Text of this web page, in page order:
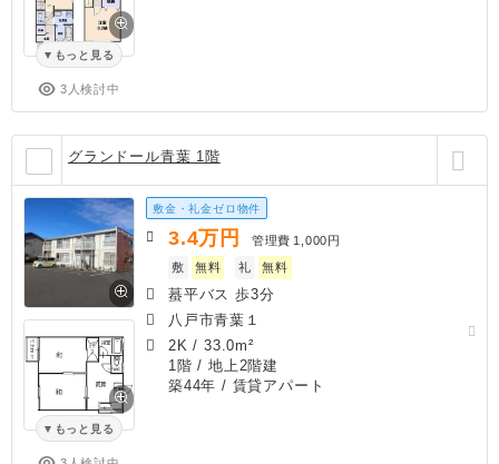
もっと見る
3人検討中
グランドール青葉 1階
もっと見る
敷金・礼金ゼロ物件
3.4万円 管理費 1,000円
敷
無料 礼 無料
蟇平バス 歩3分
八戸市青葉１
2K /33.0m²
1階 / 地上2階建
築44年 / 賃貸アパート